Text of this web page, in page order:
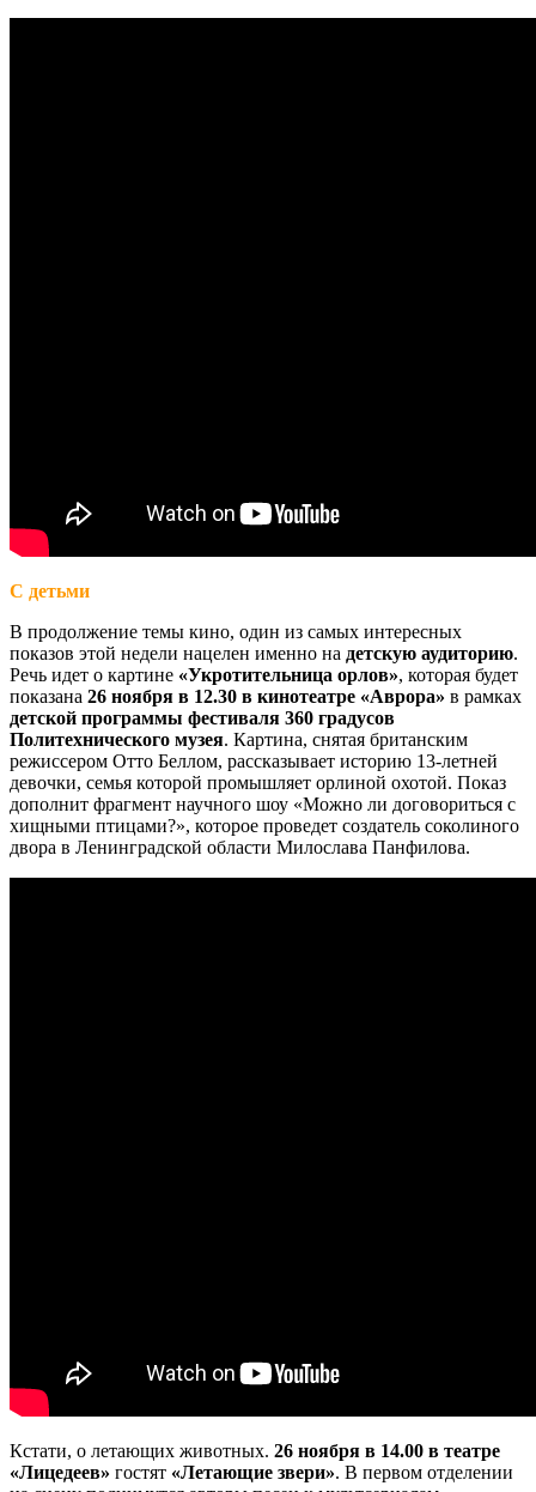
С детьми
В продолжение темы кино, один из самых интересных
показов этой недели нацелен именно на детскую аудиторию.
Речь идет о картине «Укротительница орлов», которая будет
показана 26 ноября в 12.30 в кинотеатре «Аврора» в рамках
детской программы фестиваля 360 градусов
Политехнического музея. Картина, снятая британским
режиссером Отто Беллом, рассказывает историю 13-летней
девочки, семья которой промышляет орлиной охотой. Показ
дополнит фрагмент научного шоу «Можно ли договориться с
хищными птицами?», которое проведет создатель соколиного
двора в Ленинградской области Милослава Панфилова.
Кстати, о летающих животных. 26 ноября в 14.00 в театре
«Лицедеев» гостят «Летающие звери». В первом отделении